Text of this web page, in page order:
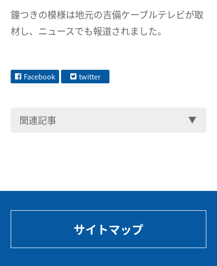
鐘つきの模様は地元の吉備ケーブルテレビが取
材し、ニュースでも報道されました。
Facebook twitter
関連記事
サイトマップ